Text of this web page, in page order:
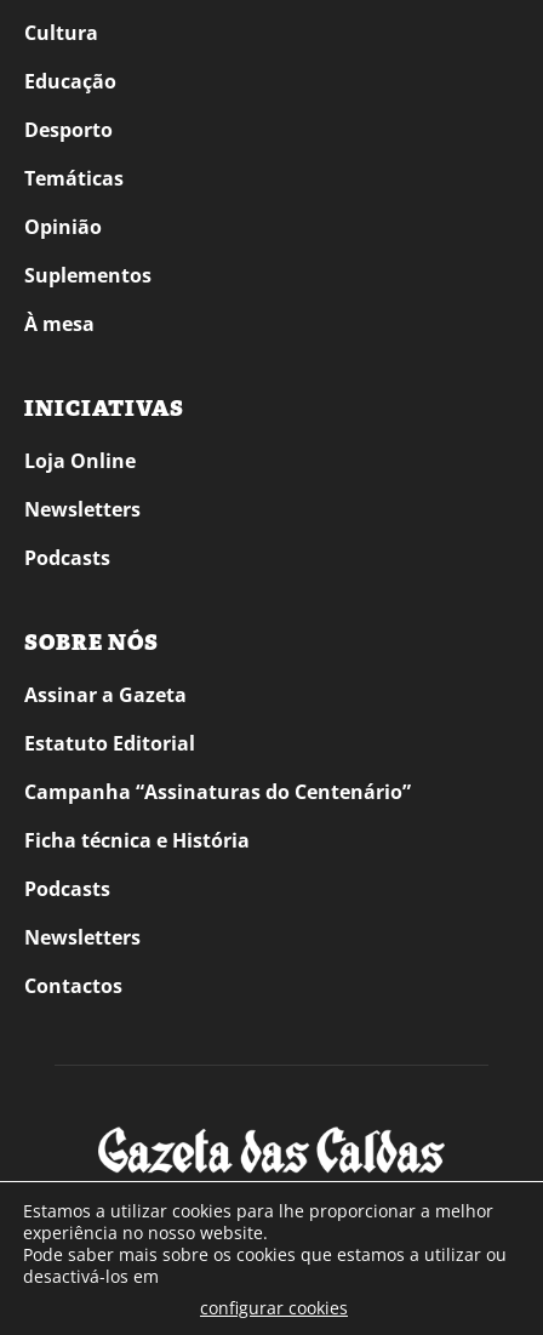
Cultura
Educação
Desporto
Temáticas
Opinião
Suplementos
À mesa
INICIATIVAS
Loja Online
Newsletters
Podcasts
SOBRE NÓS
Assinar a Gazeta
Estatuto Editorial
Campanha “Assinaturas do Centenário”
Ficha técnica e História
Podcasts
Newsletters
Contactos
SOBRE NÓS
Com sede nas Caldas da Rainha e mais de 90 anos de
Estamos a utilizar cookies para lhe proporcionar a melhor
experiência no nosso website.
Pode saber mais sobre os cookies que estamos a utilizar ou
desactivá-los em
configurar cookies